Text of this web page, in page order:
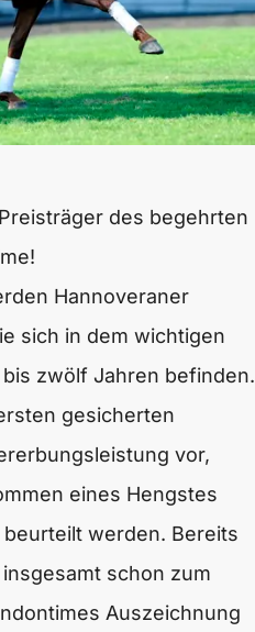
des begehrten
Hannoveraner
sich in dem wichtigen
zwölf Jahren befinden.
gesicherten
vor,
eines Hengstes
werden. Bereits
schon zum
Auszeichnung